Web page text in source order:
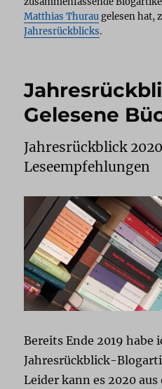
Matthias Thuraugelesen hat,
Jahresrückblicks.
Gelesene
Jahresrückblick
Leseempfehlungen
Bereits Ende 2019 habe
Jahresrückblick-
Leider kann es 2020